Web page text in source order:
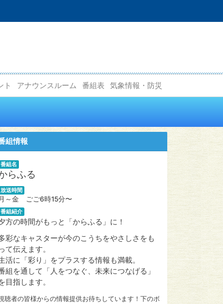
ト アナウンスルーム 番組表 気象情報・防災
組情報
番組名
らふる
放送時間
～金 ごご6時15分〜
番組紹介
方の時間がもっと「からふる」に！
彩なキャスターが今のこうちをやさしさをも
て伝えます。
活に「彩り」をプラスする情報も満載。
組を通して「人をつなぐ、未来につなげる」
目指します。
聴者の皆様からの情報提供お待ちしています！下のボ